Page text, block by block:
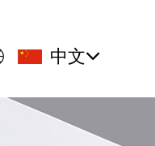
中文